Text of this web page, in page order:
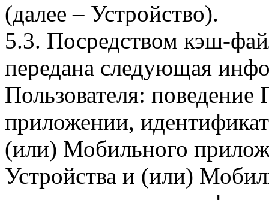
(далее – Устройство).
5.3. Посредством кэш-
передана следующая
Пользователя:
приложении,
(или) Мобильного
Устройства и (или)